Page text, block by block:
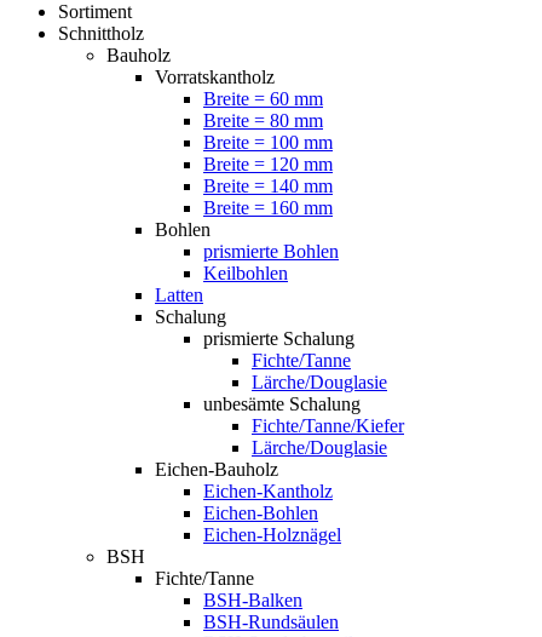
Sortiment
Schnittholz
Bauholz
Vorratskantholz
Breite = 60 mm
Breite = 80 mm
Breite = 100 mm
Breite = 120 mm
Breite = 140 mm
Breite = 160 mm
Bohlen
prismierte Bohlen
Keilbohlen
Latten
Schalung
prismierte Schalung
Fichte/Tanne
Lärche/Douglasie
unbesämte Schalung
Fichte/Tanne/Kiefer
Lärche/Douglasie
Eichen-Bauholz
Eichen-Kantholz
Eichen-Bohlen
Eichen-Holznägel
BSH
Fichte/Tanne
BSH-Balken
BSH-Rundsäulen